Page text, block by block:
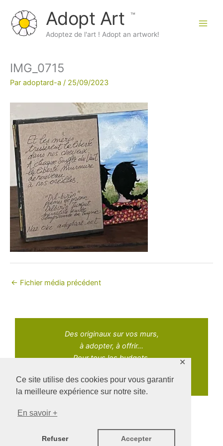
Ce site utilise des cookies pour vous garantir
la meilleure expérience sur notre site.
En savoir +
Refuser Accepter
✕
contenu
Adopt Art
Adoptez de l'art ! Adopt an artwork!
IMG_0715
Par adoptard-a / 25/09/2023
← Fichier média précédent
Des originaux sur vos murs,
à adopter, à offrir...
Pour tous les budgets.